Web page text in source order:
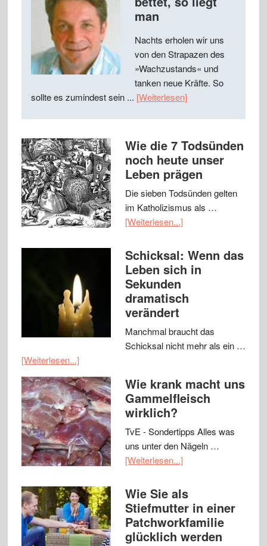
man
Nachts erholen wir uns
von den Strapazen des
»Wachzustands« und
tanken neue Kräfte. So
sollte es zumindest sein ... [Weiterlesen]
Wie die 7 Todsünden
noch heute unser
Leben prägen
Die sieben Todsünden gelten
im Katholizismus als …
[Weiterlesen...]
Schicksal: Wenn das
Leben sich in
Sekunden
dramatisch
verändert
Manchmal braucht das
Schicksal nicht mehr als ein …
[Weiterlesen...]
Wie krank macht uns
Gammelfleisch
wirklich?
TvE - Sondertipps Alles was
uns unter den Nägeln …
[Weiterlesen...]
Wie Sie als
Stiefmutter in einer
Patchworkfamilie
glücklich werden